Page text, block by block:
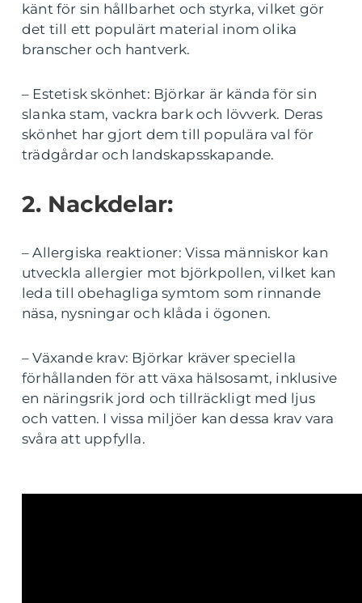
känt för sin hållbarhet och styrka, vilket gör
det till ett populärt material inom olika
branscher och hantverk.
– Estetisk skönhet: Björkar är kända för sin
slanka stam, vackra bark och lövverk. Deras
skönhet har gjort dem till populära val för
trädgårdar och landskapsskapande.
2. Nackdelar:
– Allergiska reaktioner: Vissa människor kan
utveckla allergier mot björkpollen, vilket kan
leda till obehagliga symtom som rinnande
näsa, nysningar och klåda i ögonen.
– Växande krav: Björkar kräver speciella
förhållanden för att växa hälsosamt, inklusive
en näringsrik jord och tillräckligt med ljus
och vatten. I vissa miljöer kan dessa krav vara
svåra att uppfylla.